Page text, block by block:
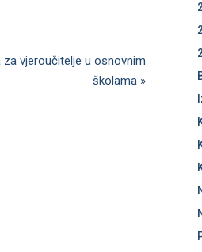
vjeroučitelje u osnovnim
školama »